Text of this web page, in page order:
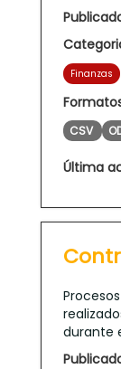
Finanzas
CSV
Última
durante